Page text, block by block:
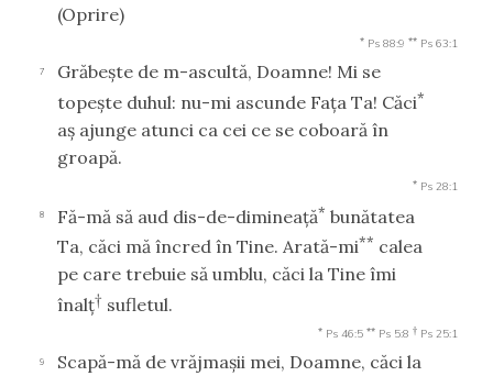
(Oprire)
* Ps 88:9 ** Ps 63:1
7
Grăbeşte de m-ascultă, Doamne! Mi se
topeşte duhul: nu-mi ascunde Faţa Ta! Căci*
aş ajunge atunci ca cei ce se coboară în
groapă.
* Ps 28:1
8 Fă-mă să aud dis-de-dimineaţă* bunătatea
Ta, căci mă încred în Tine. Arată-mi** calea
pe care trebuie să umblu, căci la Tine îmi
înalţ† sufletul.
* Ps 46:5 ** Ps 5:8 † Ps 25:1
9
Scapă-mă de vrăjmaşii mei, Doamne, căci la